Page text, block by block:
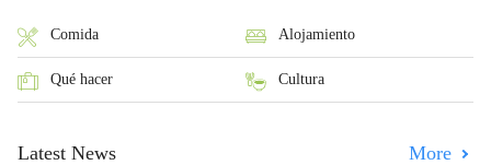
Comida Alojamiento
Qué hacer Cultura
Latest News More